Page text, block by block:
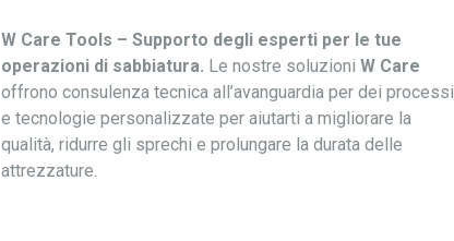
W Care Tools – Supporto degli esperti per le tue
operazioni di sabbiatura. Le nostre soluzioni W Care
offrono consulenza tecnica all’avanguardia per dei processi
e tecnologie personalizzate per aiutarti a migliorare la
qualità, ridurre gli sprechi e prolungare la durata delle
attrezzature.